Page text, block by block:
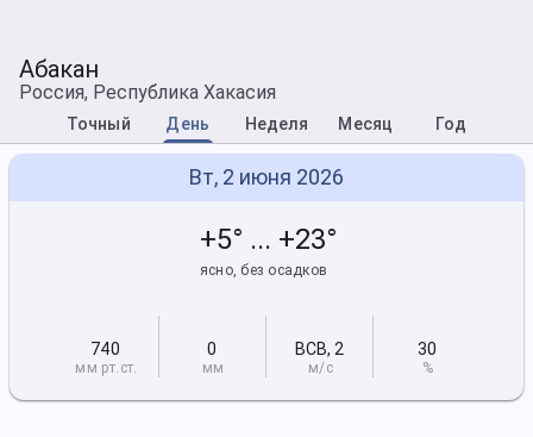
Абакан
Россия, Республика Хакасия
Точный День Неделя Месяц Год
Вт, 2 июня 2026
+5° ... +23°
ясно, без осадков
740
мм рт.ст.
0
мм
ВСВ, 2
м/с
30
%